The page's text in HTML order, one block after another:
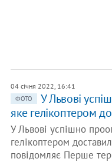
04 січня 2022, 16:41
ФОТО
У Львові
яке гелікоптером
У Львові успішно
гелікоптером
повідомляє Перше